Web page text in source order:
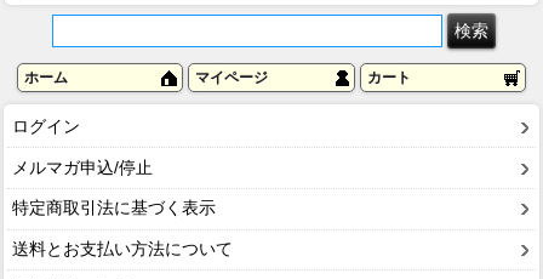
ホーム マイページ カート
ログイン
メルマガ申込/停止
特定商取引法に基づく表示
送料とお支払い方法について